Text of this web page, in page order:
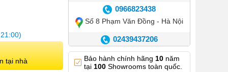
tại nhà
0966823438
Số 8 Phạm Văn Đồng - Hà Nội
02439437206
Số 42 Phố Huế - Hoàn Kiếm –
Hà Nội
Bảo hành chính hãng 10năm
tại 100Showrooms toàn quốc.